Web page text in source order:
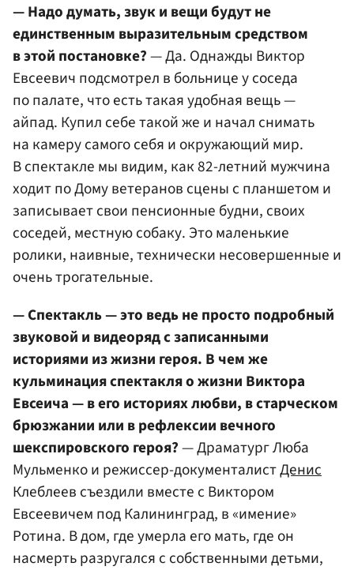
— Надо думать, звук и вещи будут не
единственным выразительным средством
в этой постановке?— Да. Однажды Виктор
Евсеевич подсмотрел в больнице у соседа
по палате, что есть такая удобная вещь —
айпад. Купил себе такой же и начал снимать
на камеру самого себя и окружающий мир.
В спектакле мы видим, как 82-летний мужчина
ходит по Дому ветеранов сцены с планшетом и
записывает свои пенсионные будни, своих
соседей, местную собаку. Это маленькие
ролики, наивные, технически несовершенные и
очень трогательные.
— Спектакль — это ведь не просто подробный
звуковой и видеоряд с записанными
историями из жизни героя. В чем же
кульминация спектакля о жизни Виктора
Евсеича — в его историях любви, в старческом
брюзжании или в рефлексии вечного
шекспировского героя?— Драматург Люба
Мульменко и режиссер-документалистДенис
Клеблеев съездили вместе с Виктором
Евсеевичем под Калининград, в «имение»
Ротина. В дом, где умерла его мать, где он
насмерть разругался с собственными детьми,